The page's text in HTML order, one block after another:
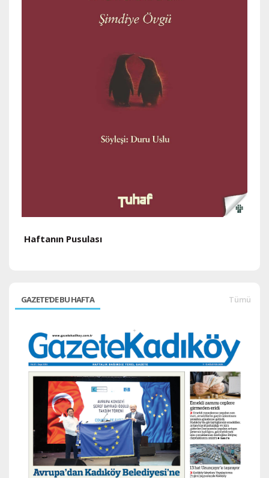
Haftanın Pusulası
GAZETE'DE BU HAFTA Tümü